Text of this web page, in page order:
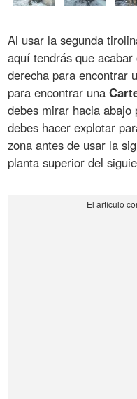
Al usar la segunda
aquí tendrás que
derecha para encontrar
para encontrar una
debes mirar hacia abajo
debes hacer explotar
zona antes de usar la
planta superior del